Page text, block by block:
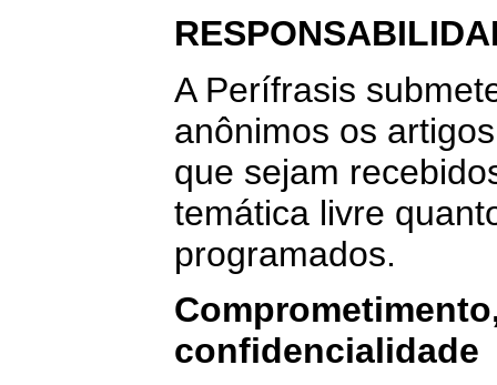
A Perífrasis
anônimos os
que sejam
temática livre
programados.
confidencialidade